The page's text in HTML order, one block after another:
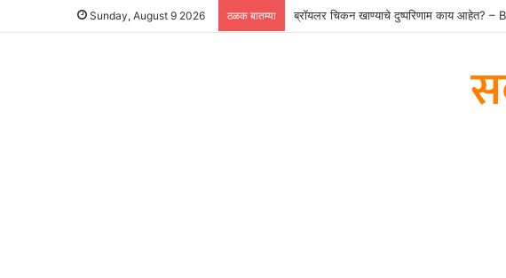
Sunday, August 9 2026 ठळक बातम्या ब्रॉयलर चिकन खाण्याचे दुष्परिणाम काय